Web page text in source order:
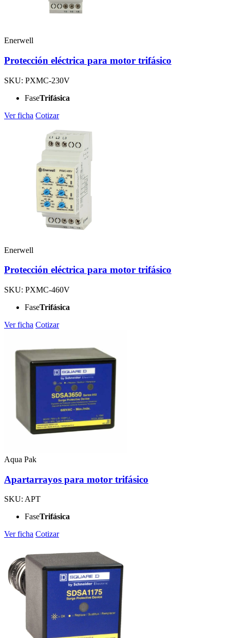
Enerwell
Protección eléctrica para motor trifásico
SKU: PXMC-230V
FaseTrifásica
Ver ficha Cotizar
Enerwell
Protección eléctrica para motor trifásico
SKU: PXMC-460V
FaseTrifásica
Ver ficha Cotizar
Aqua Pak
Apartarrayos para motor trifásico
SKU: APT
FaseTrifásica
Ver ficha Cotizar